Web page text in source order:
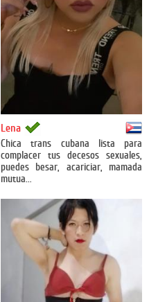
Lena
Chica trans cubana lista para
complacer tus decesos sexuales,
puedes besar, acariciar, mamada
mutua...